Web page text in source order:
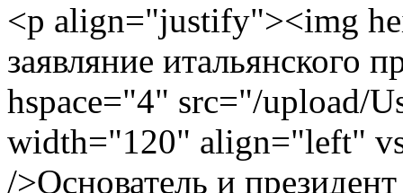
<p align="justify"><img
заявляние итальянского
hspace="4" src="/upload/
width="120" align="left"
/>Основатель и